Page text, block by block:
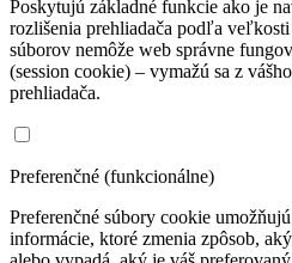
Poskytujú základné funkcie ako je
rozlišenia prehliadača podľa
súborov nemôže web správne
(session cookie) – vymažú sa z
prehliadača.
Preferenčné (funkcionálne)
Preferenčné súbory cookie
informácie, ktoré zmenia zpôsob,